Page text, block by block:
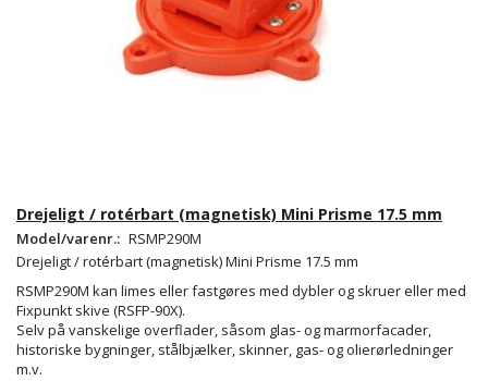
Drejeligt / rotérbart (magnetisk) Mini Prisme 17.5 mm
Model/varenr.: RSMP290M
Drejeligt / rotérbart (magnetisk) Mini Prisme 17.5 mm
RSMP290M kan limes eller fastgøres med dybler og skruer eller med
Fixpunkt skive (RSFP-90X).
Selv på vanskelige overflader, såsom glas- og marmorfacader,
historiske bygninger, stålbjælker, skinner, gas- og olierørledninger
m.v.